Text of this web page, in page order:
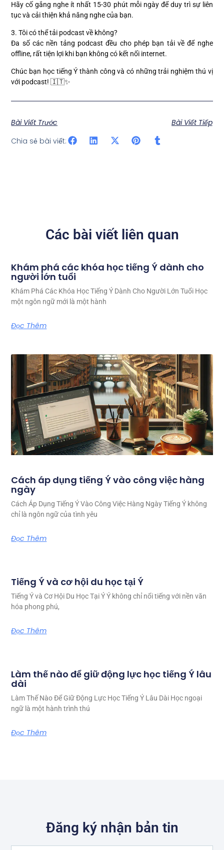
Hãy cố gắng nghe ít nhất 15-30 phút mỗi ngày để duy trì sự liên
tục và cải thiện khả năng nghe của bạn.
3. Tôi có thể tải podcast về không?
Đa số các nền tảng podcast đều cho phép bạn tải về để nghe
offline, rất tiện lợi khi bạn không có kết nối internet.
Chúc bạn học tiếng Ý thành công và có những trải nghiệm thú vị
với podcast! 🇮🇹✨
Bài Viết Trước
Bài Viết Tiếp
Chia sẻ bài viết:
Các bài viết liên quan
Khám phá các khóa học tiếng Ý dành cho
người lớn tuổi
Khám Phá Các Khóa Học Tiếng Ý Dành Cho Người Lớn Tuổi Học
một ngôn ngữ mới là một hành
Đọc Thêm
Cách áp dụng tiếng Ý vào công việc hàng
ngày
Cách Áp Dụng Tiếng Ý Vào Công Việc Hàng Ngày Tiếng Ý không
chỉ là ngôn ngữ của tình yêu
Đọc Thêm
Tiếng Ý và cơ hội du học tại Ý
Tiếng Ý và Cơ Hội Du Học Tại Ý Ý không chỉ nổi tiếng với nền văn
hóa phong phú,
Đọc Thêm
Làm thế nào để giữ động lực học tiếng Ý lâu
dài
Làm Thế Nào Để Giữ Động Lực Học Tiếng Ý Lâu Dài Học ngoại
ngữ là một hành trình thú
Đọc Thêm
Đăng ký nhận bản tin